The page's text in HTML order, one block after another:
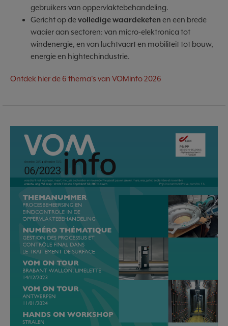
gebruikers van oppervlaktebehandeling.
Gericht op devolledige waardeketenen een brede
waaier aan sectoren: van micro-elektronica tot
windenergie, en van luchtvaart en mobiliteit tot bouw,
energie en hightechindustrie.
Ontdek hier de 6 thema's van VOMinfo 2026